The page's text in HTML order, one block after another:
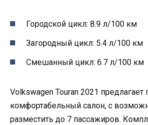
Городской цикл: 8.9 л/100 км
Загородный цикл: 5.4 л/100 км
Смешанный цикл: 6.7 л/100 км
Volkswagen Touran 2021
комфортабельный салон, с
разместить до 7 пассажиров.